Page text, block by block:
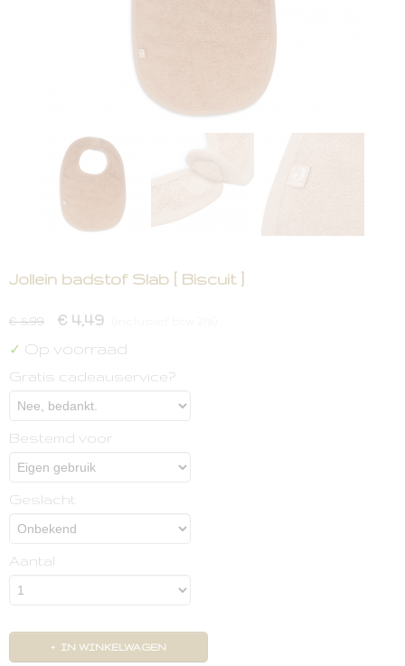
Jollein badstof Slab [ Biscuit ]
€ 5,99 € 4,49
✓ Op voorraad
Gratis cadeauservice?
Bestemd voor
Geslacht
Aantal
IN WINKELWAGEN